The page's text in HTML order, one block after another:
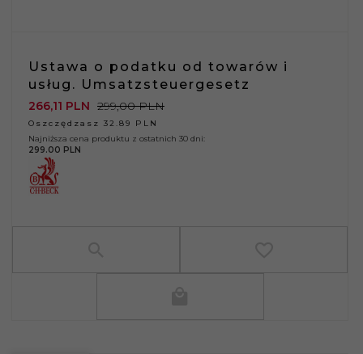
Ustawa o podatku od towarów i
usług. Umsatzsteuergesetz
266,11 PLN 299,00 PLN
Oszczędzasz 32.89 PLN
Najniższa cena produktu z ostatnich 30 dni:
299.00 PLN